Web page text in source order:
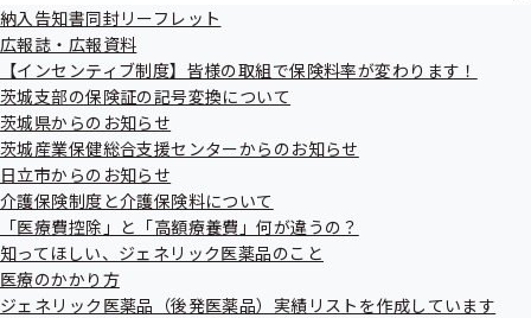
納入告知書同封リーフレット
広報誌・広報資料
【インセンティブ制度】皆様の取組で保険料率が変わります！
茨城支部の保険証の記号変換について
茨城県からのお知らせ
茨城産業保健総合支援センターからのお知らせ
日立市からのお知らせ
介護保険制度と介護保険料について
「医療費控除」と「高額療養費」何が違うの？
知ってほしい、ジェネリック医薬品のこと
医療のかかり方
ジェネリック医薬品（後発医薬品）実績リストを作成しています
電話番号 029-241-0053
水戸市
社会医療法人財団古宿会水戸中央病院健診セ
ンター百合が丘
住所 茨城県水戸市六反田町1136-1
電話番号
029-309-8521
水戸市
医療法人社団北水会 北水会記念病院
住所
茨城県水戸市東原3-2-1
こちら